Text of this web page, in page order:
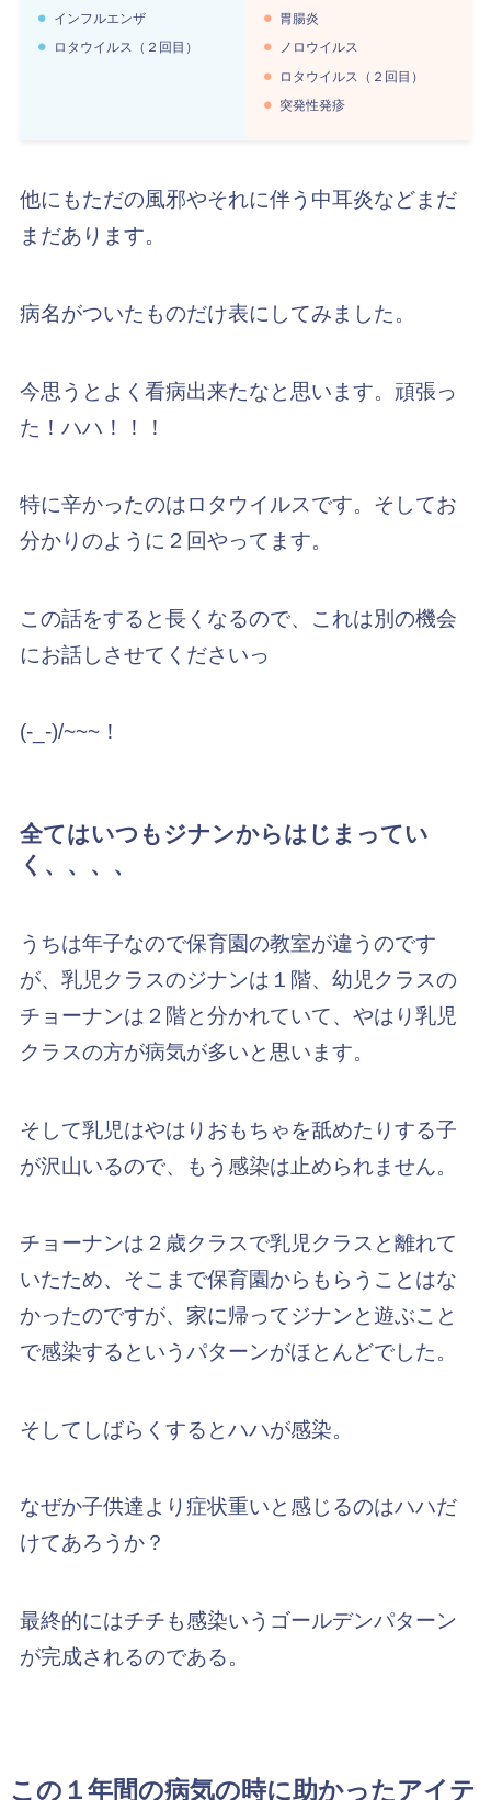
インフルエンザ
ロタウイルス（２回目）
胃腸炎
ノロウイルス
ロタウイルス（２回目）
突発性発疹
他にもただの風邪やそれに伴う中耳炎などまだ
まだあります。
病名がついたものだけ表にしてみました。
今思うとよく看病出来たなと思います。頑張っ
た！ハハ！！！
特に辛かったのはロタウイルスです。そしてお
分かりのように２回やってます。
この話をすると長くなるので、これは別の機会
にお話しさせてくださいっ
(-_-)/~~~！
全てはいつもジナンからはじまってい
く、、、、
うちは年子なので保育園の教室が違うのです
が、乳児クラスのジナンは１階、幼児クラスの
チョーナンは２階と分かれていて、やはり乳児
クラスの方が病気が多いと思います。
そして乳児はやはりおもちゃを舐めたりする子
が沢山いるので、もう感染は止められません。
チョーナンは２歳クラスで乳児クラスと離れて
いたため、そこまで保育園からもらうことはな
かったのですが、家に帰ってジナンと遊ぶこと
で感染するというパターンがほとんどでした。
そしてしばらくするとハハが感染。
なぜか子供達より症状重いと感じるのはハハだ
けてあろうか？
最終的にはチチも感染いうゴールデンパターン
が完成されるのである。
この１年間の病気の時に助かったアイテ